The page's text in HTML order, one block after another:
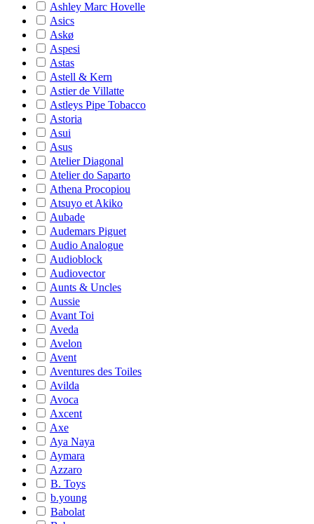
Ashley Marc Hovelle
Asics
Askø
Aspesi
Astas
Astell & Kern
Astier de Villatte
Astleys Pipe Tobacco
Astoria
Asui
Asus
Atelier Diagonal
Atelier do Saparto
Athena Procopiou
Atsuyo et Akiko
Aubade
Audemars Piguet
Audio Analogue
Audioblock
Audiovector
Aunts & Uncles
Aussie
Avant Toi
Aveda
Avelon
Avent
Aventures des Toiles
Avilda
Avoca
Axcent
Axe
Aya Naya
Aymara
Azzaro
B. Toys
b.young
Babolat